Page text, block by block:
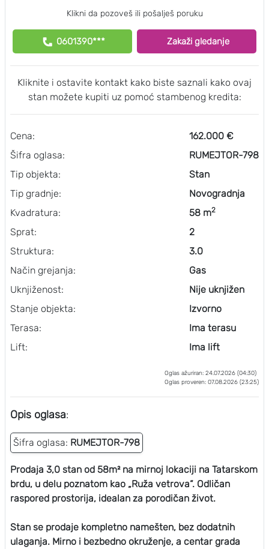
Klikni da pozoveš ili pošalješ poruku
0601390*** Zakaži gledanje
Kliknite i ostavite kontakt kako biste saznali kako ovaj
stan možete kupiti uz pomoć stambenog kredita:
Cena:
Šifra oglasa:
Tip objekta:
Tip gradnje:
Kvadratura:
Sprat:
Struktura:
Način grejanja:
Uknjiženost:
Stanje objekta:
Terasa:
Lift:
162.000 €
RUMEJTOR-798
Stan
Novogradnja
58 m2
2
3.0
Gas
Nije uknjižen
Izvorno
Ima terasu
Ima lift
Oglas ažuriran: 24.07.2026 (04:30)
Oglas proveren: 07.08.2026 (23:25)
Opis oglasa:
Šifra oglasa: RUMEJTOR-798
Prodaja 3,0 stan od 58m² na mirnoj lokaciji na Tatarskom
brdu, u delu poznatom kao „Ruža vetrova“. Odličan
raspored prostorija, idealan za porodičan život.
Stan se prodaje kompletno namešten, bez dodatnih
ulaganja. Mirno i bezbedno okruženje, a centar grada